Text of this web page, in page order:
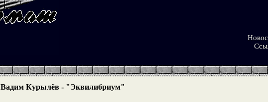
Вадим Курылёв - "Эквилибриум"